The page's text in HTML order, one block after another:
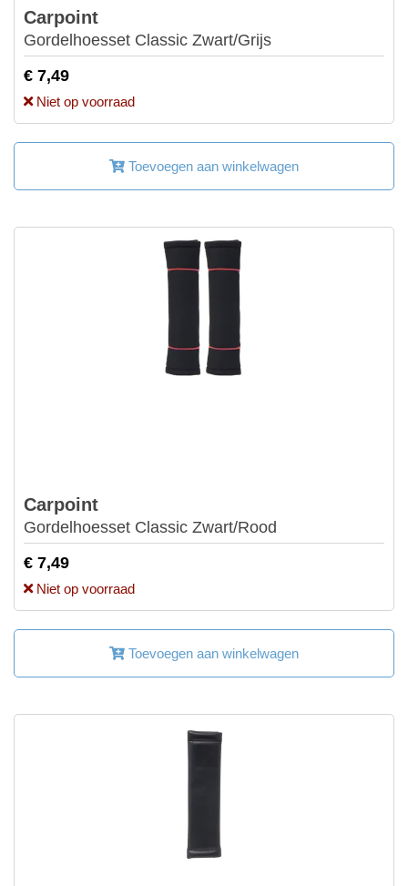
Carpoint
Gordelhoesset Classic Zwart/Grijs
€ 7,49
Niet op voorraad
Toevoegen aan winkelwagen
Carpoint
Gordelhoesset Classic Zwart/Rood
€ 7,49
Niet op voorraad
Toevoegen aan winkelwagen